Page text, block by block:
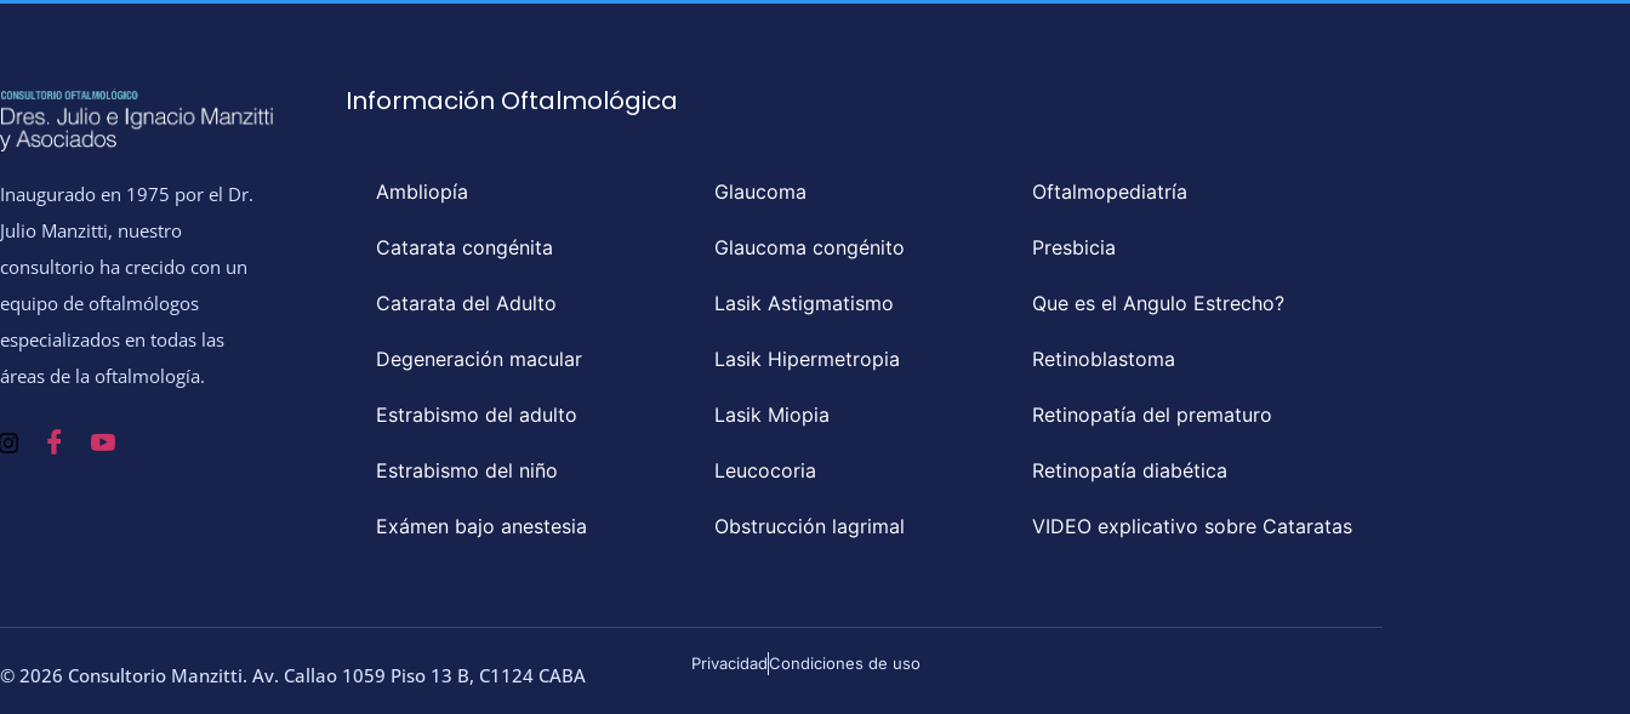
Inaugurado en 1975 por el Dr.
Julio Manzitti, nuestro
consultorio ha crecido con un
equipo de oftalmólogos
especializados en todas las
áreas de la oftalmología.
Información Oftalmológica
Ambliopía
Catarata congénita
Catarata del Adulto
Degeneración macular
Estrabismo del adulto
Estrabismo del niño
Exámen bajo anestesia
Glaucoma
Glaucoma congénito
Lasik Astigmatismo
Lasik Hipermetropia
Lasik Miopia
Leucocoria
Obstrucción lagrimal
Oftalmopediatría
Presbicia
Que es el Angulo Estrecho?
Retinoblastoma
Retinopatía del prematuro
Retinopatía diabética
VIDEO explicativo sobre Cataratas
© 2026 Consultorio Manzitti. Av. Callao 1059 Piso 13 B, C1124 CABA PrivacidadCondiciones de uso